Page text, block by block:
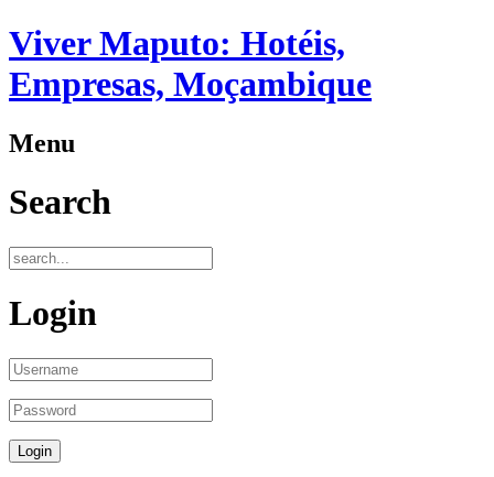
Viver Maputo: Hotéis,
Empresas, Moçambique
Menu
Search
Login